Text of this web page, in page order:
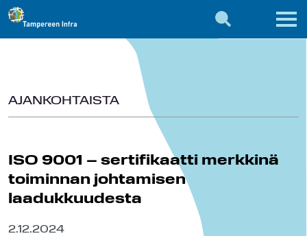
AJANKOHTAISTA
ISO 9001 – sertifikaatti merkkinä
toiminnan johtamisen
laadukkuudesta
2.12.2024